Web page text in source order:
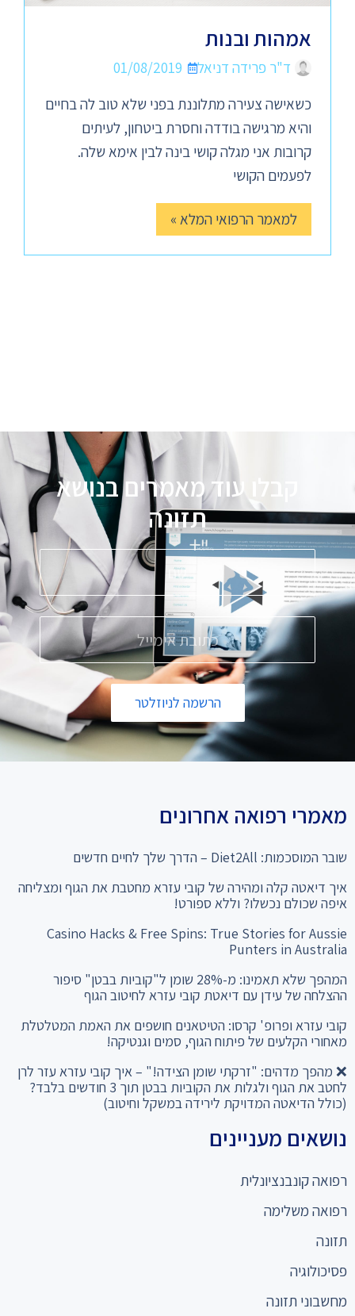
אמהות ובנות
ד"ר פרידה דניאל
01/08/2019
כשאישה צעירה מתלוננת בפני שלא טוב לה בחיים
והיא מרגישה בודדה וחסרת ביטחון, לעיתים
קרובות אני מגלה קושי בינה לבין אימא שלה.
לפעמים הקושי
למאמר הרפואי המלא »
קבלו עוד מאמרים בנושא
הרשמה לניוזלטר
שובר המוסכמות: Diet2All – הדרך שלך לחיים חדשים
איך דיאטה קלה ומהירה של קובי עזרא מחטבת את הגוף ומצליחה
Casino Hacks & Free Spins: True Stories for Aussie
קובי עזרא ופרופ' קרסו: הטיטאנים חושפים את האמת המטלטלת
❌ מהפך מדהים: "זרקתי שומן הצידה!" – איך קובי עזרא עזר לרן
(כולל הדיאטה המדויקת לירידה במשקל וחיטוב)
נושאים מעניינים
רפואה קונבנציונלית
רפואה משלימה
תזונה
פסיכולוגיה
מחשבוני תזונה
כניסה למומחים